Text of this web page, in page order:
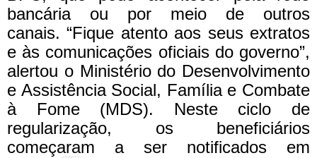
bancária ou por meio de outros
canais.“Fique atento aos seus extratos
e às comunicações oficiais do governo”,
alertou o Ministério do Desenvolvimento
e Assistência Social, Família e Combate
à Fome (MDS). Neste ciclo de
regularização, os beneficiários
começaram a ser notificados em